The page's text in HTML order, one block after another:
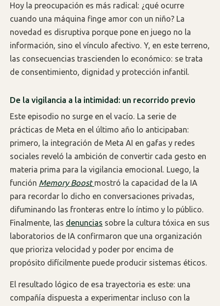
Hoy la preocupación es más radical: ¿qué ocurre
cuando una máquina finge amor con un niño? La
novedad es disruptiva porque pone en juego no la
información, sino el vínculo afectivo. Y, en este terreno,
las consecuencias trascienden lo económico: se trata
de consentimiento, dignidad y protección infantil.
De la vigilancia a la intimidad: un recorrido previo
Este episodio no surge en el vacío. La serie de
prácticas de Meta en el último año lo anticipaban:
primero, la integración de Meta AI en gafas y redes
sociales reveló la ambición de convertir cada gesto en
materia prima para la vigilancia emocional. Luego, la
función Memory Boost mostró la capacidad de la IA
para recordar lo dicho en conversaciones privadas,
difuminando las fronteras entre lo íntimo y lo público.
Finalmente, las denuncias sobre la cultura tóxica en sus
laboratorios de IA confirmaron que una organización
que prioriza velocidad y poder por encima de
propósito difícilmente puede producir sistemas éticos.
El resultado lógico de esa trayectoria es este: una
compañía dispuesta a experimentar incluso con la